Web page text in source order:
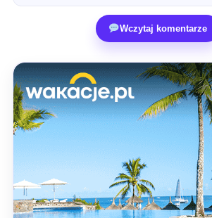
Wczytaj komentarze